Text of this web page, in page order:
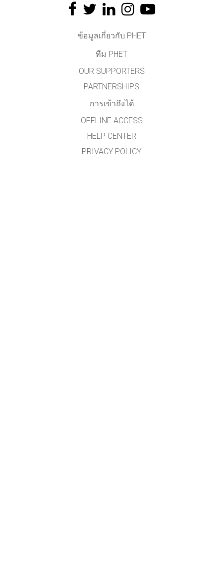
ข้อมูลเกี่ยวกับ PHET
ทีม PHET
OUR SUPPORTERS
PARTNERSHIPS
การเข้าถึงได้
OFFLINE ACCESS
HELP CENTER
PRIVACY POLICY